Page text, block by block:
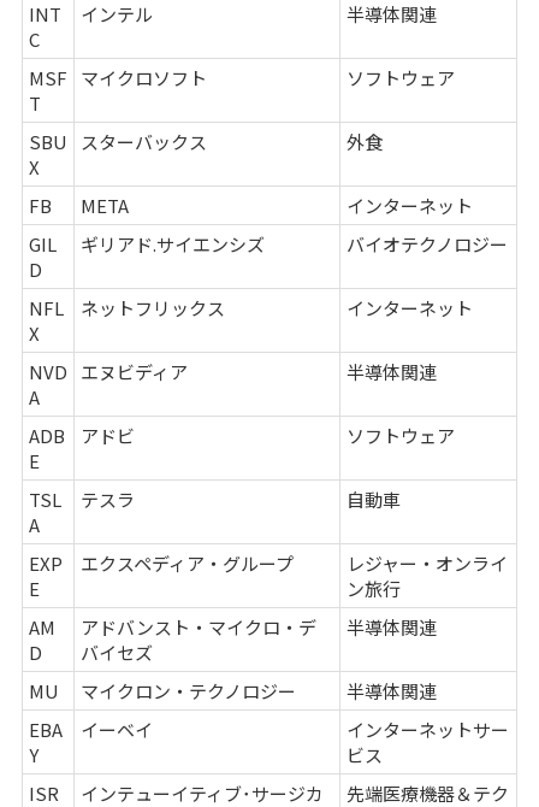
INT
C
インテル 半導体関連
MSF
T
マイクロソフト ソフトウェア
SBU
X
スターバックス 外食
FB META
インターネット
GIL
D
ギリアド.サイエンシズ バイオテクノロジー
NFL
X
ネットフリックス インターネット
NVD
A
エヌビディア 半導体関連
ADB
E
アドビ ソフトウェア
TSL
A
テスラ 自動車
EXP
E
エクスペディア・グループ
レジャー・オンライ
ン旅行
AM
D
アドバンスト・マイクロ・デ
バイセズ
半導体関連
MU マイクロン・テクノロジー
半導体関連
EBA
Y
イーベイ
インターネットサー
ビス
ISR
インテューイティブ･サージカ
先端医療機器＆テク